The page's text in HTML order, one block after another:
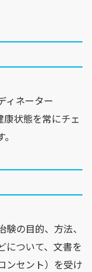
ィネーター
康状態を常にチェ
の目的、方法、
について、文書を
ンセント）を受け